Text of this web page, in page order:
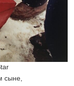
сыне,